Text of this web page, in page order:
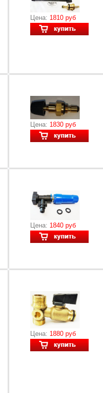
Цена: 1810 руб
Цена: 1830 руб
Цена: 1840 руб
Цена: 1880 руб